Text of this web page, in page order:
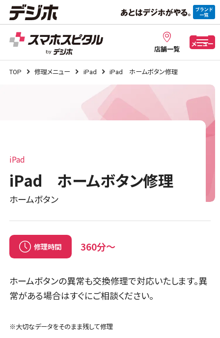
店舗一覧
メニュー
TOP 修理メニュー iPad iPad ホームボタン修理
iPad
iPad ホームボタン修理
ホームボタン
修理時間 360分〜
ホームボタンの異常も交換修理で対応いたします。異
常がある場合はすぐにご相談ください。
※大切なデータをそのまま残して修理